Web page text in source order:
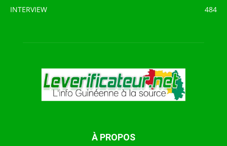
INTERVIEW
484
À PROPOS